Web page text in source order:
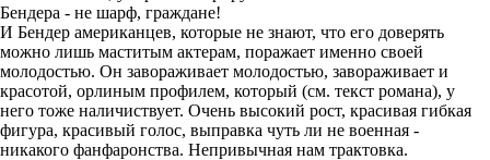
Бендера - не шарф, граждане!
И Бендер американцев, которые не знают, что его доверять
можно лишь маститым актерам, поражает именно своей
молодостью. Он завораживает молодостью, завораживает и
красотой, орлиным профилем, который (см. текст романа), у
него тоже наличиствует. Очень высокий рост, красивая гибкая
фигура, красивый голос, выправка чуть ли не военная -
никакого фанфаронства. Непривычная нам трактовка.